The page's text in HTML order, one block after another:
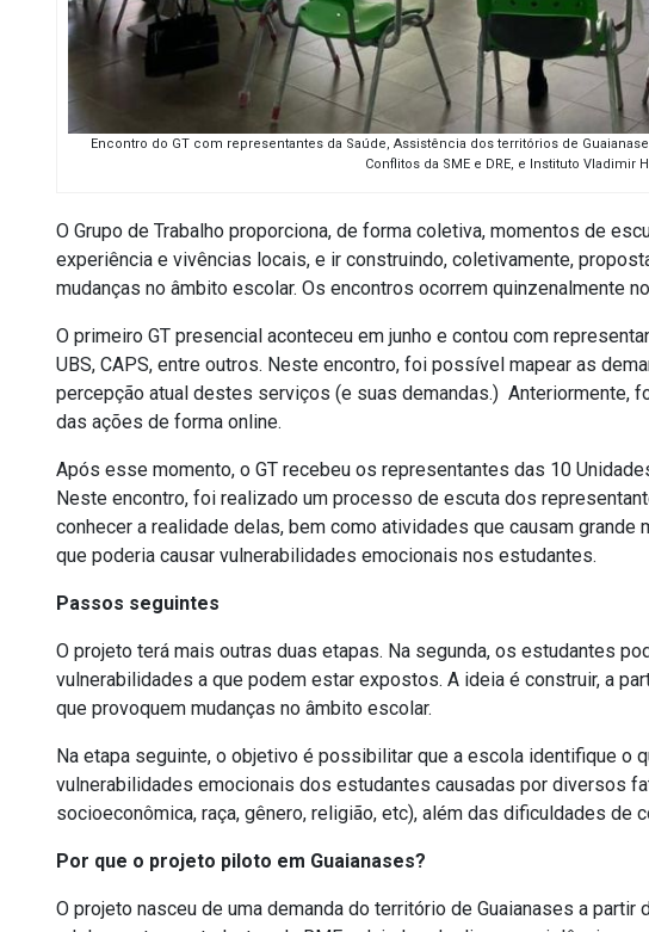
Encontro do GT com representantes da Saúde, Assistência dos territórios de
Conflitos da SME e DRE, e Instituto Vladimir
O Grupo de Trabalho proporciona, de forma coletiva, momentos de
experiência e vivências locais, e ir construindo, coletivamente,
mudanças no âmbito escolar. Os encontros ocorrem quinzenalmente
O primeiro GT presencial aconteceu em junho e contou com
UBS, CAPS, entre outros. Neste encontro, foi possível mapear as
percepção atual destes serviços (e suas demandas.) Anteriormente,
das ações de forma online.
Após esse momento, o GT recebeu os representantes das 10
Neste encontro, foi realizado um processo de escuta dos
conhecer a realidade delas, bem como atividades que causam grande
que poderia causar vulnerabilidades emocionais nos estudantes.
Passos seguintes
O projeto terá mais outras duas etapas. Na segunda, os estudantes
vulnerabilidades a que podem estar expostos. A ideia é construir, a
que provoquem mudanças no âmbito escolar.
Na etapa seguinte, o objetivo é possibilitar que a escola identifique o
vulnerabilidades emocionais dos estudantes causadas por diversos
socioeconômica, raça, gênero, religião, etc), além das dificuldades de
Por que o projeto piloto em Guaianases?
O projeto nasceu de uma demanda do território de Guaianases a